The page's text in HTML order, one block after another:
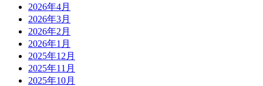
2026年4月
2026年3月
2026年2月
2026年1月
2025年12月
2025年11月
2025年10月